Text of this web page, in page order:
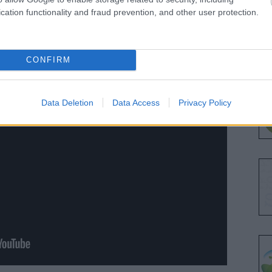
functionality and fraud prevention, and other user protection.
CONFIRM
Data Deletion Data Access Privacy Policy
YouTube csatornája
kialakuló "Új Trianonról" beszélt.